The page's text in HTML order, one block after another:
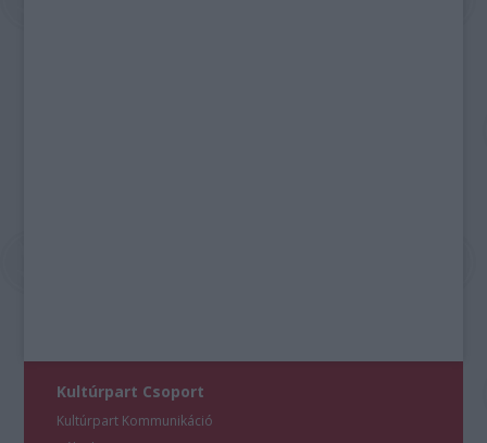
Kultúrpart Csoport
Kultúrpart Kommunikáció